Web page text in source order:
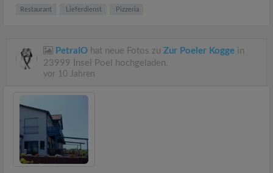
Restaurant Lieferdienst Pizzeria
PetraIO hat neue Fotos zu Zur Poeler Kogge in
23999 Insel Poel hochgeladen.
vor 10 Jahren